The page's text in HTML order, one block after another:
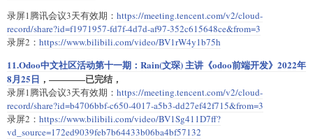
录屏1腾讯会议3天有效期： https://meeting.tencent.com/v2/cloud-
record/share?id=f1971957-fd7f-4d7d-af97-352c615648ce&from=3
录屏2： https://www.bilibili.com/video/BV1rW4y1b75h
11.Odoo中文社区活动第十一期：Rain(文琛) 主讲《odoo前端开发》2022年
8月25日 ，————已完结，
录屏1腾讯会议3天有效期： https://meeting.tencent.com/v2/cloud-
record/share?id=b4706bbf-c650-4017-a5b3-dd27ef42f715&from=3
录屏2： https://www.bilibili.com/video/BV1Sg411D7ff?
vd_source=172ed9039feb7b64433b06ba4bf57132